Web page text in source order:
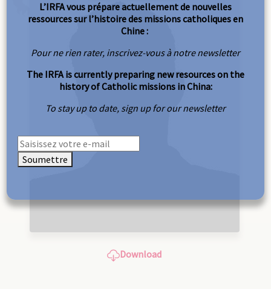
Download
L’IRFA vous prépare actuellement de nouvelles
ressources sur l’histoire des missions catholiques en
Chine :
Pour ne rien rater, inscrivez-vous à notre newsletter
The IRFA is currently preparing new resources on the
history of Catholic missions in China:
To stay up to date, sign up for our newsletter
Soumettre